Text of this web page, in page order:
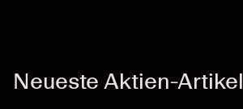
Neueste Aktien-Artikel